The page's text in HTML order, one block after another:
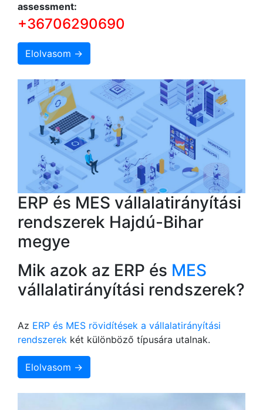
assessment:
+36706290690
Elolvasom →
ERP és MES vállalatirányítási
rendszerek Hajdú-Bihar
megye
Mik azok az ERP és MES
vállalatirányítási rendszerek?
Az ERP és MES rövidítések a vállalatirányítási
rendszerek két különböző típusára utalnak.
Elolvasom →